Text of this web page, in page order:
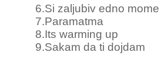
6.Si zaljubiv edno mome
7.Paramatma
8.Its warming up
9.Sakam da ti dojdam